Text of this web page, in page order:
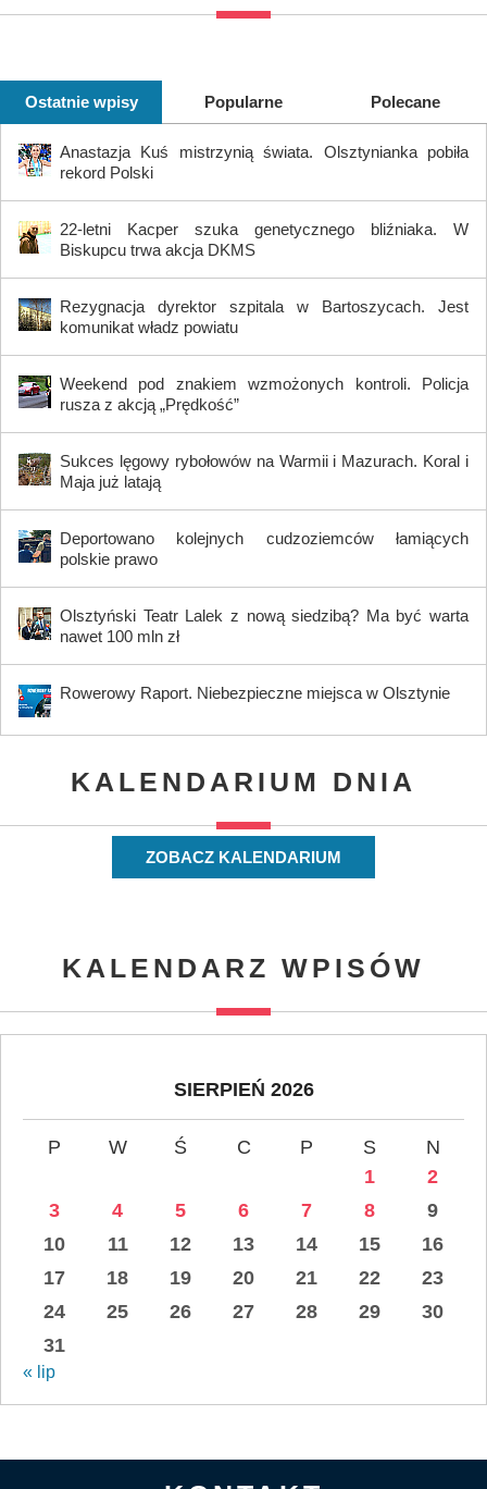
Ostatnie wpisy Popularne Polecane
Anastazja Kuś mistrzynią świata. Olsztynianka pobiła
rekord Polski
22-letni Kacper szuka genetycznego bliźniaka. W
Biskupcu trwa akcja DKMS
Rezygnacja dyrektor szpitala w Bartoszycach. Jest
komunikat władz powiatu
Weekend pod znakiem wzmożonych kontroli. Policja
rusza z akcją „Prędkość”
Sukces lęgowy rybołowów na Warmii i Mazurach. Koral i
Maja już latają
Deportowano kolejnych cudzoziemców łamiących
polskie prawo
Olsztyński Teatr Lalek z nową siedzibą? Ma być warta
nawet 100 mln zł
Rowerowy Raport. Niebezpieczne miejsca w Olsztynie
KALENDARIUM DNIA
ZOBACZ KALENDARIUM
KALENDARZ WPISÓW
SIERPIEŃ 2026
P W Ś C P S
N
1
2
3
4 5 6 7 8
9
10
11 12 13 14 15
16
17
18 19 20 21 22
23
24
25 26 27 28 29
30
31
« lip